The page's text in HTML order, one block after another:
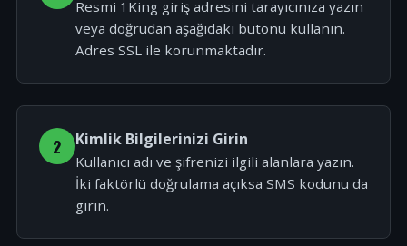
Resmi 1King giriş adresini tarayıcınıza yazın
veya doğrudan aşağıdaki butonu kullanın.
Adres SSL ile korunmaktadır.
2 Kimlik Bilgilerinizi Girin
Kullanıcı adı ve şifrenizi ilgili alanlara yazın.
İki faktörlü doğrulama açıksa SMS kodunu da
girin.